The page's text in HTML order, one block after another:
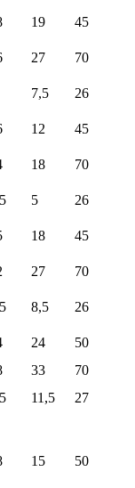
19
45
27
70
7,5
26
12
45
18
70
5
26
18
45
27
70
8,5
26
24
50
33
70
11,5
27
15 50